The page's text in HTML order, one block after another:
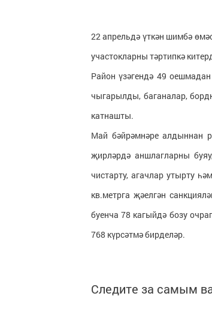
22 апрельдә үткән шимбә
участокларны тәртипкә
Район үзәгендә 49
чыгарылды, баганалар,
катнашты.
Май бәйрәмнәре алдыннан
җирләрдә аншлагларны
чистарту, агачлар утырту
кв.метрга җәелгән
буенча 78 кагыйдә бозу
768 күрсәтмә бирделәр.
Следите за самым